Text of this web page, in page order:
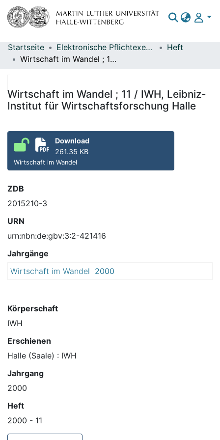
Bereiche & Sammlungen
Statistiken
Startseite Elektronische Pflichtexemplare
Heft
Wirtschaft im Wandel ; 11 / IWH, Leibniz-Institut für Wirtschaftsforschung Halle
Wirtschaft im Wandel ; 11 / IWH, Leibniz-
Institut für Wirtschaftsforschung Halle
Download
261.35 KB
Wirtschaft im Wandel
ZDB
2015210-3
URN
urn:nbn:de:gbv:3:2-421416
Jahrgänge
Wirtschaft im Wandel 2000
Körperschaft
IWH
Erschienen
Halle (Saale) : IWH
Jahrgang
2000
Heft
2000 - 11